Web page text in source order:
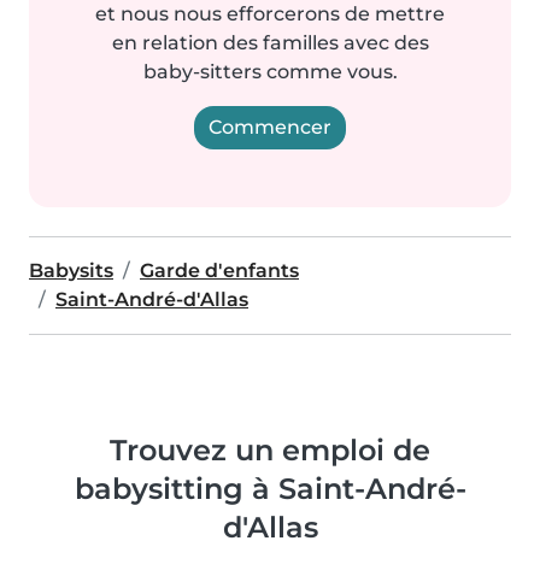
et nous nous efforcerons de mettre
en relation des familles avec des
baby-sitters comme vous.
Commencer
Babysits
Garde d'enfants
Saint-André-d'Allas
Trouvez un emploi de
babysitting à Saint-André-
d'Allas